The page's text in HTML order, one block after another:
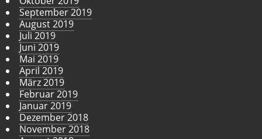
September 2019
August 2019
Juli 2019
Juni 2019
Mai 2019
April 2019
März 2019
Februar 2019
Januar 2019
Dezember 2018
November 2018